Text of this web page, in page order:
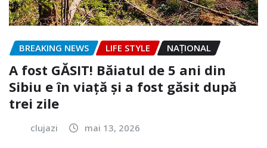
BREAKING NEWS LIFE STYLE NAŢIONAL
A fost GĂSIT! Băiatul de 5 ani din
Sibiu e în viață și a fost găsit după
trei zile
clujazi mai 13, 2026